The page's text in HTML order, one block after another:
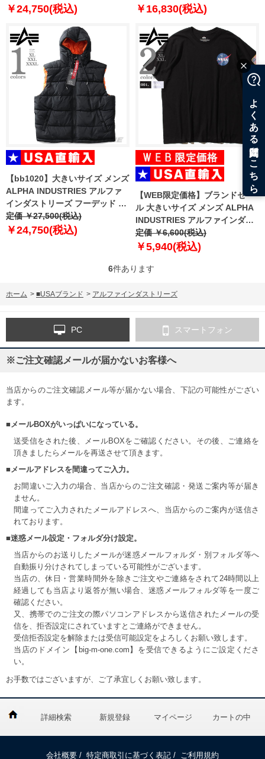
￥24,750(税込)
Camo USA直輸入 178312c
￥16,830(税込)
【bb1020】大きいサイズ メンズ
ALPHA INDUSTRIES アルファ
インダストリーズ フーデッド 中
綿 ベスト USA直輸入 118110
定価 ￥27,500(税込)
￥24,750(税込)
【WEB限定価格】ブランドセー
ル 大きいサイズ メンズ ALPHA
INDUSTRIES アルファインダス
トリーズ プリント 半袖 Tシャツ
USA直輸入 uts49000g1
定価 ￥6,600(税込)
￥5,940(税込)
6件あります
ホーム > ■USAブランド > アルファインダストリーズ
PC スマートフォン
※ご注文確認メールが届かないお客様へ
当店からのご注文確認メール等が届かない場合、下記の可能性がござい
ます。
■メールBOXがいっぱいになっている。
送受信をされた後、メールBOXをご確認ください。その後、ご連絡を
頂きましたらメールを再送させて頂きます。
■メールアドレスを間違ってご入力。
お間違いご入力の場合、当店からのご注文確認・発送ご案内等が届き
ません。
間違ってご入力されたメールアドレスへ、当店からのご案内が送信さ
れております。
■迷惑メール設定・フォルダ分け設定。
当店からのお送りしたメールが迷惑メールフォルダ・別フォルダ等へ
自動振り分けされてしまっている可能性がございます。
当店の、休日・営業時間外を除きご注文やご連絡をされて24時間以上
経過しても当店より返答が無い場合、迷惑メールフォルダ等を一度ご
確認ください。
又、携帯でのご注文の際パソコンアドレスから送信されたメールの受
信を、拒否設定にされていますとご連絡ができません。
受信拒否設定を解除または受信可能設定をよろしくお願い致します。
当店のドメイン【big-m-one.com】を受信できるようにご設定くださ
い。
お手数ではございますが、ご了承宜しくお願い致します。
詳細検索 新規登録 マイページ カートの中
会社概要 / 特定商取引に基づく表記 / ご利用規約